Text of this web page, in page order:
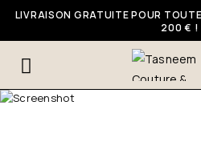
LIVRAISON GRATUITE POUR
200 € !